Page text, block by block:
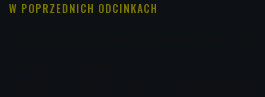
W POPRZEDNICH ODCINKACH